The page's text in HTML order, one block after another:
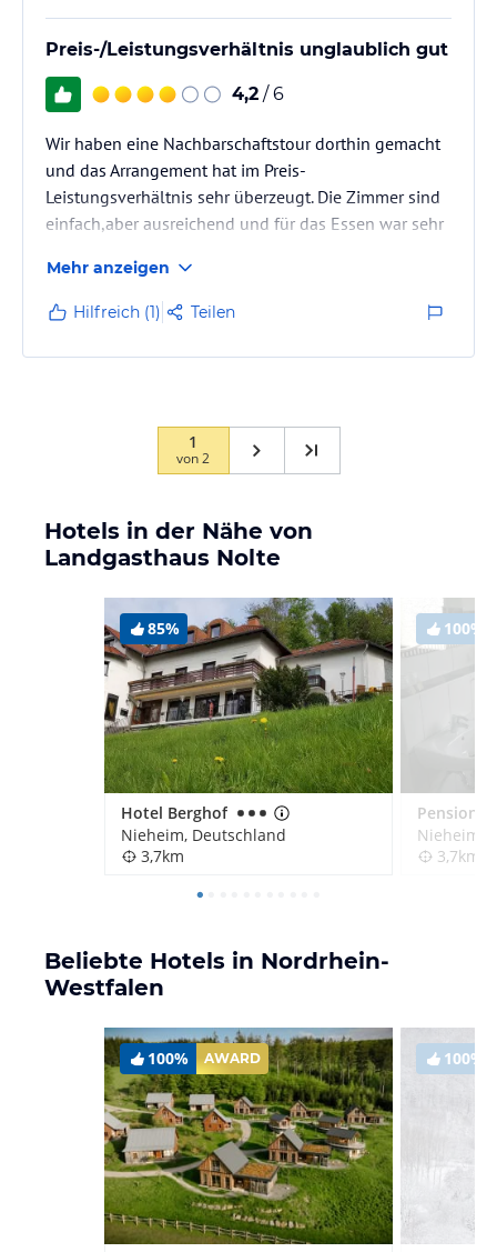
Preis-/Leistungsverhältnis unglaublich gut
4,2 / 6
Wir haben eine Nachbarschaftstour dorthin gemacht
und das Arrangement hat im Preis-
Leistungsverhältnis sehr überzeugt. Die Zimmer sind
einfach,aber ausreichend und für das Essen war sehr
Mehr anzeigen
Hilfreich (1) Teilen
1
von2
Hotels in der Nähe von
Landgasthaus Nolte
85%
Hotel Berghof
Nieheim, Deutschland
3,7km
100%
Nieheim,
3,7km
Beliebte Hotels in Nordrhein-
Westfalen
100% AWARD 100%